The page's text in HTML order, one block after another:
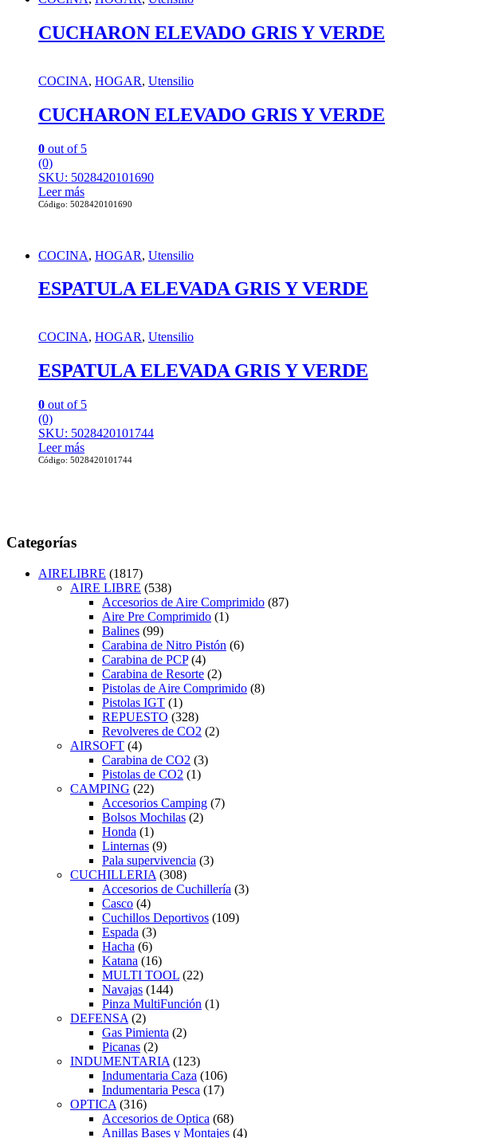
CUCHARON ELEVADO GRIS Y VERDE
COCINA, HOGAR, Utensilio
CUCHARON ELEVADO GRIS Y VERDE
0 out of 5
(0)
SKU: 5028420101690
Leer más
Código: 5028420101690
COCINA, HOGAR, Utensilio
ESPATULA ELEVADA GRIS Y VERDE
COCINA, HOGAR, Utensilio
ESPATULA ELEVADA GRIS Y VERDE
0 out of 5
(0)
SKU: 5028420101744
Leer más
Código: 5028420101744
Categorías
AIRELIBRE (1817)
AIRE LIBRE (538)
Accesorios de Aire Comprimido (87)
Aire Pre Comprimido (1)
Balines (99)
Carabina de Nitro Pistón (6)
Carabina de PCP (4)
Carabina de Resorte (2)
Pistolas de Aire Comprimido (8)
Pistolas IGT (1)
REPUESTO (328)
Revolveres de CO2 (2)
AIRSOFT (4)
Carabina de CO2 (3)
Pistolas de CO2 (1)
CAMPING (22)
Accesorios Camping (7)
Bolsos Mochilas (2)
Honda (1)
Linternas (9)
Pala supervivencia (3)
CUCHILLERIA (308)
Accesorios de Cuchillería (3)
Casco (4)
Cuchillos Deportivos (109)
Espada (3)
Hacha (6)
Katana (16)
MULTI TOOL (22)
Navajas (144)
Pinza MultiFunción (1)
DEFENSA (2)
Gas Pimienta (2)
Picanas (2)
INDUMENTARIA (123)
Indumentaria Caza (106)
Indumentaria Pesca (17)
OPTICA (316)
Accesorios de Optica (68)
Anillas Bases y Montajes (4)